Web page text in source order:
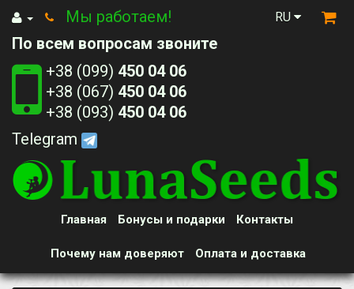
RU
Мы работаем!
По всем вопросам звоните
+38 (099) 450 04 06
+38 (067) 450 04 06
+38 (093) 450 04 06
Telegram
Главная
Почему нам доверяют
Контакты
Бонусы и подарки
Оплата и доставка